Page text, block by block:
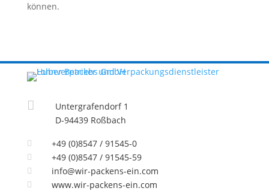
können.

Untergrafendorf 1
D-94439 Roßbach
 +49 (0)8547 / 91545-0
 +49 (0)8547 / 91545-59
 info@wir-packens-ein.com
 www.wir-packens-ein.com